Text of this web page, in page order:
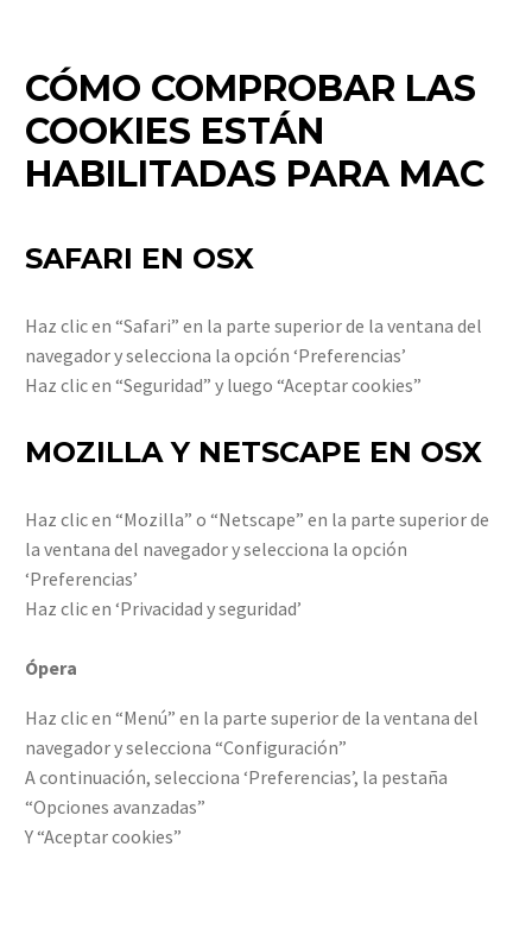
CÓMO COMPROBAR LAS
COOKIES ESTÁN
HABILITADAS PARA MAC
SAFARI EN OSX
Haz clic en “Safari” en la parte superior de la ventana del
navegador y selecciona la opción ‘Preferencias’
Haz clic en “Seguridad” y luego “Aceptar cookies”
MOZILLA Y NETSCAPE EN OSX
Haz clic en “Mozilla” o “Netscape” en la parte superior de
la ventana del navegador y selecciona la opción
‘Preferencias’
Haz clic en ‘Privacidad y seguridad’
Ópera
Haz clic en “Menú” en la parte superior de la ventana del
navegador y selecciona “Configuración”
A continuación, selecciona ‘Preferencias’, la pestaña
“Opciones avanzadas”
Y “Aceptar cookies”